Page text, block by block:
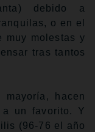
debido a
o en el
muy molestas y
tras tantos
hacen
un favorito. Y
(96-76 el año